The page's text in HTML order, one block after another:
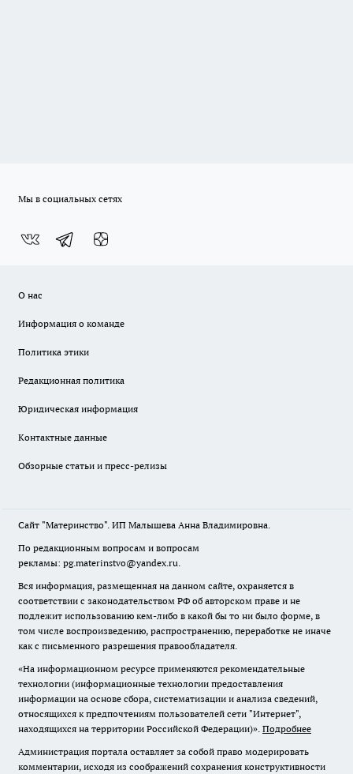
Мы в социальных сетях
О нас
Информация о команде
Политика этики
Редакционная политика
Юридическая информация
Контактные данные
Обзорные статьи и пресс-релизы
Сайт "Материнство". ИП Малышева Анна Владимировна.
По редакционным вопросам и вопросам
рекламы: pg.materinstvo@yandex.ru.
Вся информация, размещенная на данном сайте, охраняется в
соответствии с законодательством РФ об авторском праве и не
подлежит использованию кем-либо в какой бы то ни было форме, в
том числе воспроизведению, распространению, переработке не иначе
как с письменного разрешения правообладателя.
«На информационном ресурсе применяются рекомендательные
технологии (информационные технологии предоставления
информации на основе сбора, систематизации и анализа сведений,
относящихся к предпочтениям пользователей сети "Интернет",
находящихся на территории Российской Федерации)». Подробнее
Администрация портала оставляет за собой право модерировать
комментарии, исходя из соображений сохранения конструктивности